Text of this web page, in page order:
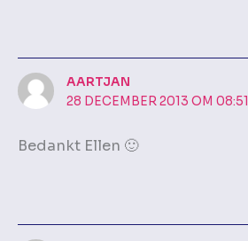
AARTJAN
28 DECEMBER 2013 OM 08:51
Bedankt Ellen 🙂